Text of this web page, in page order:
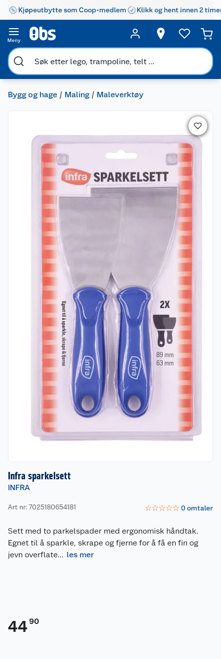
Kjøpeutbytte som Coop-medlem Klikk og hent innen 2
Meny
Bygg og hage Maling Maleverktøy
Infra sparkelsett
INFRA
Art nr: 7025180654181 ☆☆☆☆☆ 0omtaler
Sett med to parkelspader med ergonomisk håndtak.
Egnet til å sparkle, skrape og fjerne for å få en fin og
jevn overflate... les mer
44 90